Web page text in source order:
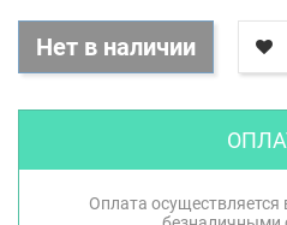
Нет в наличии
Оплата